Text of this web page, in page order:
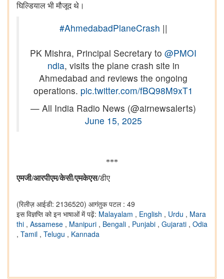
घिल्डियाल भी मौजूद थे।
#AhmedabadPlaneCrash ||
PK Mishra, Principal Secretary to @PMOI
ndia, visits the plane crash site in
Ahmedabad and reviews the ongoing
operations. pic.twitter.com/fBQ98M9xT1
— All India Radio News (@airnewsalerts)
June 15, 2025
***
एमजी/आरपीएम/केसी/एमकेएस/डीए
(रिलीज़ आईडी: 2136520) आगंतुक पटल : 49
इस विज्ञप्ति को इन भाषाओं में पढ़ें: Malayalam , English , Urdu , Mara
thi , Assamese , Manipuri , Bengali , Punjabi , Gujarati , Odia
, Tamil , Telugu , Kannada